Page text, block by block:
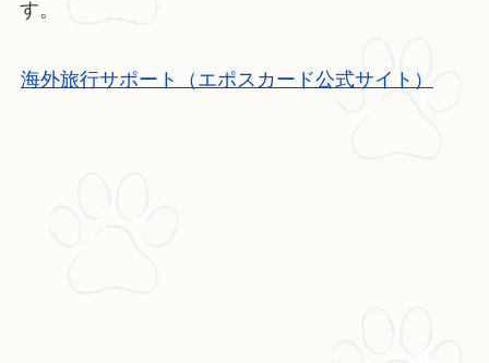
す。
海外旅行サポート（エポスカード公式サイト）